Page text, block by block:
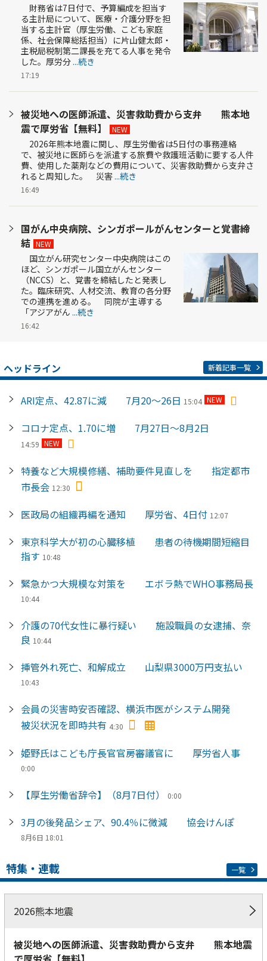
財務省は7日付で、予算編成を担当す
る主計局について、医療・介護分野を担
当する主計官（厚生労働、こども家庭
係、社会保障総括担当）に片山健太郎・
主税局税制第二課長を充てる人事を発令
した。厚労分...続き
17:19
被災地への医師派遣、災害救助費から支弁 熊本地
震で厚労省【無料】
NEW
2026年熊本地震に関し、厚生労働省は5日付の事務連絡
で、被災地に医師らを派遣する旅費や救護班活動に要する人件
費、使用した薬剤などの費用について、災害救助費から支弁さ
れると周知した。 災害...続き
16:49
国がん中央病院、シンガポールがんセンターと覚書締
結 NEW
国立がん研究センター中央病院はこの
ほど、シンガポール国立がんセンター
（NCCS）と、覚書を締結したと発表し
た。臨床研究、人材交流、教育の各分野
での連携を進める。 同院が主導する
「アジアがん ...続き
16:42
ヘッドライン 新着記事一覧
ARI定点、42.87に減 7月20～26日 15:04 NEW
コロナ定点、1.70に増 7月27日～8月2日
14:59 NEW
特養など大規模修繕、補助要件見直しを 指定都市
市長会 12:30
医政局の組織再編を通知 厚労省、4日付 12:07
東京科学大が初の心臓移植 患者の待機期間短縮目
指す 10:48
緊急かつ大規模な対策を エボラ熱でWHO事務局長
10:44
介護の70代女性に暴行疑い 施設職員の女逮捕、奈
良 10:44
挿管外れ死亡、和解成立 山梨県3000万円支払い
10:43
会員の災害時安否確認、横浜市医がシステム開発
被災状況を即時共有 4:30
姫野氏はこども庁長官官房審議官に 厚労省人事
0:00
【厚生労働省辞令】（8月7日付） 0:00
3月の後発品シェア、90.4％に微減 協会けんぽ
8月6日 18:01
特集・連載 一覧
2026熊本地震
被災地への医師派遣、災害救助費から支弁 熊本地震